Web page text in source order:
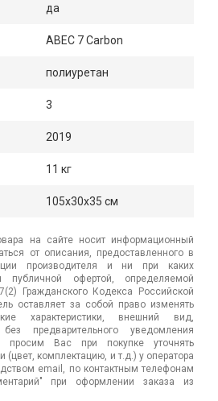
да
ABEC 7 Carbon
полиуретан
3
2019
11 кг
105x30x35 см
на сайте носит информационный
от описания, предоставленного в
производителя и ни при каких
публичной офертой, определяемой
Гражданского Кодекса Российской
оставляет за собой право изменять
характеристики, внешний вид,
предварительного уведомления
просим Вас при покупке уточнять
(цвет, комплектацию, и т.д.) у оператора
email, по контактным телефонам
при оформлении заказа из